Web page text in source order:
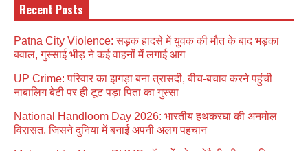
Recent Posts
Patna City Violence: सड़क हादसे में युवक की मौत के बाद भड़का
बवाल, गुस्साई भीड़ ने कई वाहनों में लगाई आग
UP Crime: परिवार का झगड़ा बना त्रासदी, बीच-बचाव करने पहुंची
नाबालिग बेटी पर ही टूट पड़ा पिता का गुस्सा
National Handloom Day 2026: भारतीय हथकरघा की अनमोल
विरासत, जिसने दुनिया में बनाई अपनी अलग पहचान